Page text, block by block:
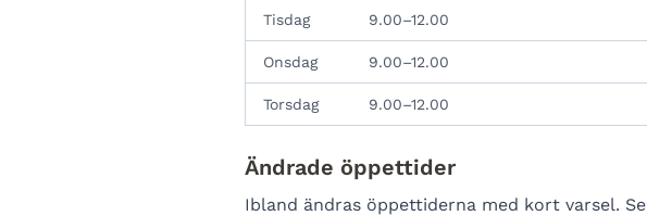
Tisdag 9.00–12.00
Onsdag 9.00–12.00
Torsdag 9.00–12.00
Ändrade öppettider
Ibland ändras öppettiderna med kort varsel. Se